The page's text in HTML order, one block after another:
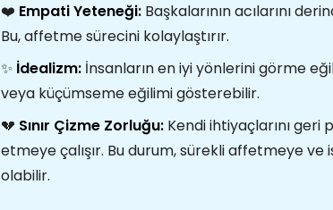
❤️ Empati Yeteneği: Başkalarının acılarını
Bu, affetme sürecini kolaylaştırır.
✨ İdealizm: İnsanların en iyi yönlerini görme
veya küçümseme eğilimi gösterebilir.
💔 Sınır Çizme Zorluğu: Kendi ihtiyaçlarını geri
etmeye çalışır. Bu durum, sürekli affetmeye
olabilir.